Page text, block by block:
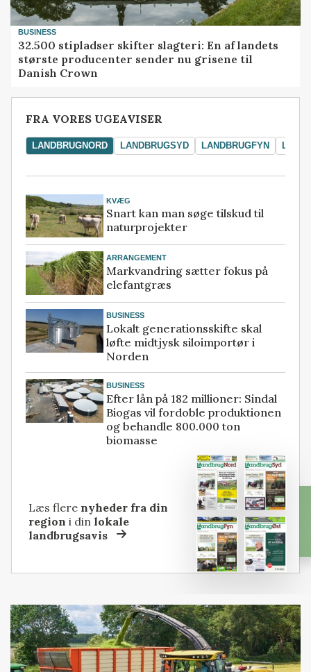
BUSINESS
32.500 stipladser skifter slagteri: En af landets
største producenter sender nu grisene til
Danish Crown
FRA VORES UGEAVISER
LANDBRUGNORD LANDBRUGSYD LANDBRUGFYN
KVÆG
Snart kan man søge tilskud til
naturprojekter
ARRANGEMENT
Markvandring sætter fokus på
elefantgræs
BUSINESS
Lokalt generationsskifte skal
løfte midtjysk siloimportør i
Norden
BUSINESS
Efter lån på 182 millioner: Sindal
Biogas vil fordoble produktionen
og behandle 800.000 ton
biomasse
Læs flere nyheder fra din
region i dinlokale
landbrugsavis